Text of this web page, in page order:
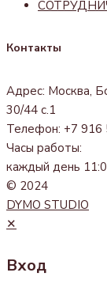
Контакты
Адрес: Москва,
30/44 с.1
Телефон: +7 916
Часы работы:
каждый день
© 2024
DYMO STUDIO
✕
Вход